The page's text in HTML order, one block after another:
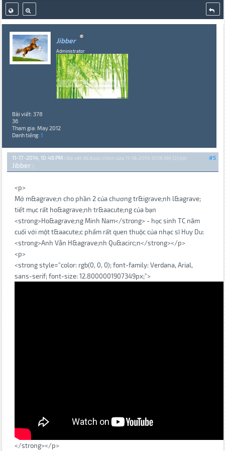
Jibber
Administrator
Bài viết: 378
36
Tham gia: May 2012
Danh tiếng: 1
#5
11-17-2014, 10:46 PM (Bài viết đã được chỉnh sửa: 11-18-2014, 01:16 AM {2} bởi
Jibber .)
<p>
Mở m&agrave;n cho phần 2 của chương tr&igrave;nh l&agrave;
tiết mục rất ho&agrave;nh tr&aacute;ng của bạn
<strong>Ho&agrave;ng Minh Nam</strong> - học sinh TC năm
cuối với một t&aacute;c phẩm rất quen thuộc của nhạc sĩ Huy Du:
<strong>Anh Vẫn H&agrave;nh Qu&acirc;n</strong></p>
<p>
<strong style="color: rgb(0, 0, 0); font-family: Verdana, Arial,
sans-serif; font-size: 12.8000001907349px;">
</strong></p>